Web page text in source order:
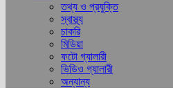
তথ্য ও প্রযুক্তি
স্বাস্থ্য
চাকরি
মিডিয়া
ফটো গ্যালারী
ভিডিও গ্যালারী
অন্যান্য